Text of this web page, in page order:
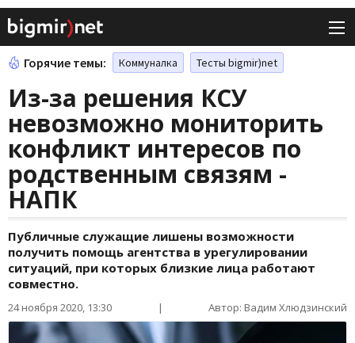
Горячие темы: Коммуналка Тесты bigmir)net
Из-за решения КСУ
невозможно мониторить
конфликт интересов по
родственным связям -
НАПК
Публичные служащие лишены возможности
получить помощь агентства в урегулировании
ситуаций, при которых близкие лица работают
совместно.
24 ноября 2020, 13:30 | Автор: Вадим Хлюдзинский